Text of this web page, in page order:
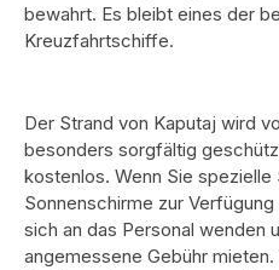
bewahrt. Es bleibt eines der
Kreuzfahrtschiffe.
Der Strand von Kaputaj wird
besonders sorgfältig
kostenlos. Wenn Sie spezielle
Sonnenschirme zur
sich an das Personal wenden
angemessene Gebühr